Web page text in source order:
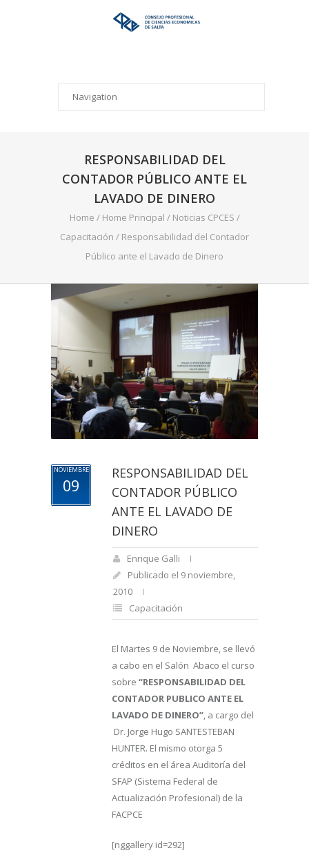
RESPONSABILIDAD DEL
CONTADOR PÚBLICO ANTE EL
LAVADO DE DINERO
Home / Home Principal / Noticias CPCES /
Capacitación / Responsabilidad del Contador
Público ante el Lavado de Dinero
NOVIEMBRE
09
RESPONSABILIDAD DEL
CONTADOR PÚBLICO
ANTE EL LAVADO DE
DINERO
Enrique Galli
Publicado el 9 noviembre,
2010
Capacitación
El Martes 9 de Noviembre, se llevó
a cabo en el Salón Abaco el curso
sobre “RESPONSABILIDAD DEL
CONTADOR PUBLICO ANTE EL
LAVADO DE DINERO”, a cargo del
Dr. Jorge Hugo SANTESTEBAN
HUNTER. El mismo otorga 5
créditos en el área Auditoría del
SFAP (Sistema Federal de
Actualización Profesional) de la
FACPCE
[nggallery id=292]